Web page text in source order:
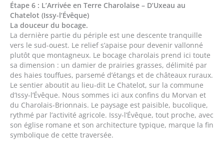
Étape 6 : L’Arrivée en Terre Charolaise – D’Uxeau au
Chatelot (Issy-l’Évêque)
La douceur du bocage.
La dernière partie du périple est une descente tranquille
vers le sud-ouest. Le relief s’apaise pour devenir vallonné
plutôt que montagneux. Le bocage charolais prend ici toute
sa dimension : un damier de prairies grasses, délimité par
des haies touffues, parsemé d’étangs et de châteaux ruraux.
Le sentier aboutit au lieu-dit Le Chatelot, sur la commune
d’Issy-l’Évêque. Nous sommes ici aux confins du Morvan et
du Charolais-Brionnais. Le paysage est paisible, bucolique,
rythmé par l’activité agricole. Issy-l’Évêque, tout proche, avec
son église romane et son architecture typique, marque la fin
symbolique de cette traversée.